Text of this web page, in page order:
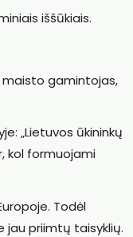
iššūkiais.
maisto gamintojas,
„Lietuvos ūkininkų
kol formuojami
Todėl
jau priimtų taisyklių.